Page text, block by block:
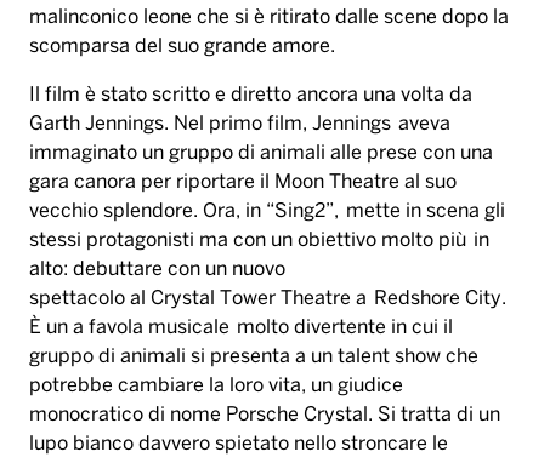
malinconico leone che si è ritirato dalle scene dopo la
scomparsa del suo grande amore.
Il film è stato scritto e diretto ancora una volta da
Garth Jennings. Nel primo film, Jennings aveva
immaginato un gruppo di animali alle prese con una
gara canora per riportare il Moon Theatre al suo
vecchio splendore. Ora, in “Sing2”, mette in scena gli
stessi protagonisti ma con un obiettivo molto più in
alto: debuttare con un nuovo
spettacolo al Crystal Tower Theatre a Redshore City.
È un a favola musicale molto divertente in cui il
gruppo di animali si presenta a un talent show che
potrebbe cambiare la loro vita, un giudice
monocratico di nome Porsche Crystal. Si tratta di un
lupo bianco davvero spietato nello stroncare le